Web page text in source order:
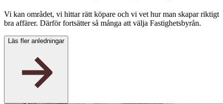
Vi kan området, vi hittar rätt köpare och vi vet hur man skapar riktigt
bra affärer. Därför fortsätter så många att välja Fastighetsbyrån.
Läs fler anledningar